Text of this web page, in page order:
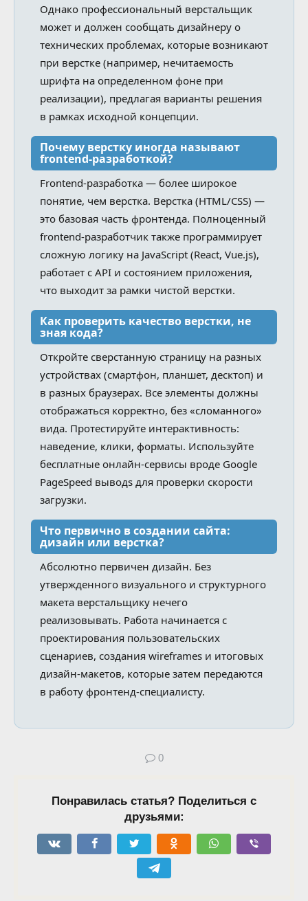
Однако профессиональный верстальщик
может и должен сообщать дизайнеру о
технических проблемах, которые возникают
при верстке (например, нечитаемость
шрифта на определенном фоне при
реализации), предлагая варианты решения
в рамках исходной концепции.
Почему верстку иногда называют
frontend-разработкой?
Frontend-разработка — более широкое
понятие, чем верстка. Верстка (HTML/CSS) —
это базовая часть фронтенда. Полноценный
frontend-разработчик также программирует
сложную логику на JavaScript (React, Vue.js),
работает с API и состоянием приложения,
что выходит за рамки чистой верстки.
Как проверить качество верстки, не
зная кода?
Откройте сверстанную страницу на разных
устройствах (смартфон, планшет, десктоп) и
в разных браузерах. Все элементы должны
отображаться корректно, без «сломанного»
вида. Протестируйте интерактивность:
наведение, клики, форматы. Используйте
бесплатные онлайн-сервисы вроде Google
PageSpeed выводs для проверки скорости
загрузки.
Что первично в создании сайта:
дизайн или верстка?
Абсолютно первичен дизайн. Без
утвержденного визуального и структурного
макета верстальщику нечего
реализовывать. Работа начинается с
проектирования пользовательских
сценариев, создания wireframes и итоговых
дизайн-макетов, которые затем передаются
в работу фронтенд-специалисту.
0
Понравилась статья? Поделиться с
друзьями: